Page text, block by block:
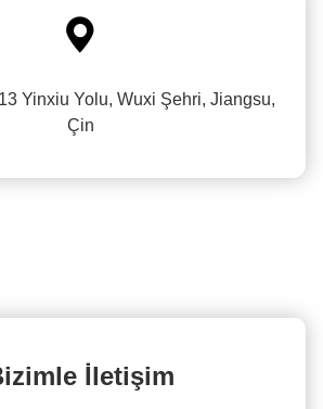

Yinxiu Yolu, Wuxi Şehri, Jiangsu,
Çin
İletişim